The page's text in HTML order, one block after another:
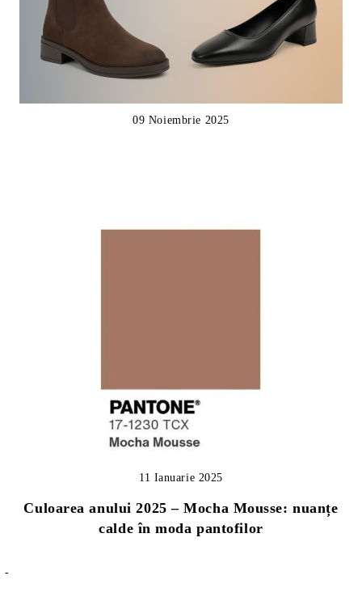
09 Noiembrie 2025
Culoarea anului 2025 – Mocha Mousse: nuanțe
calde în moda pantofilor
11 Ianuarie 2025
-